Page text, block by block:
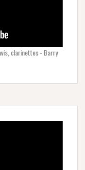
clarinettes - Barry